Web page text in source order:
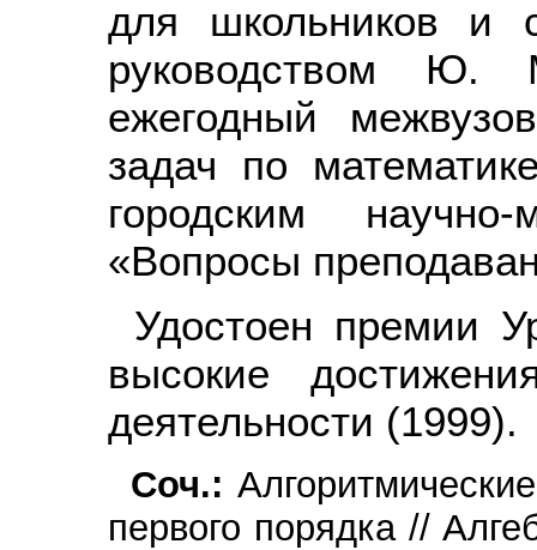
для школьников и
руководством Ю.
ежегодный
задач по
городским
«Вопросы
Удостоен премии
высокие
деятельности (1999).
Соч.:
первого порядка //